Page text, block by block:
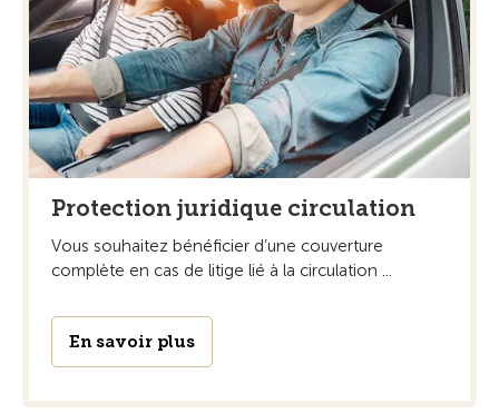
Protection juridique circulation
Vous souhaitez bénéficier d’une couverture
complète en cas de litige lié à la circulation ...
En savoir plus